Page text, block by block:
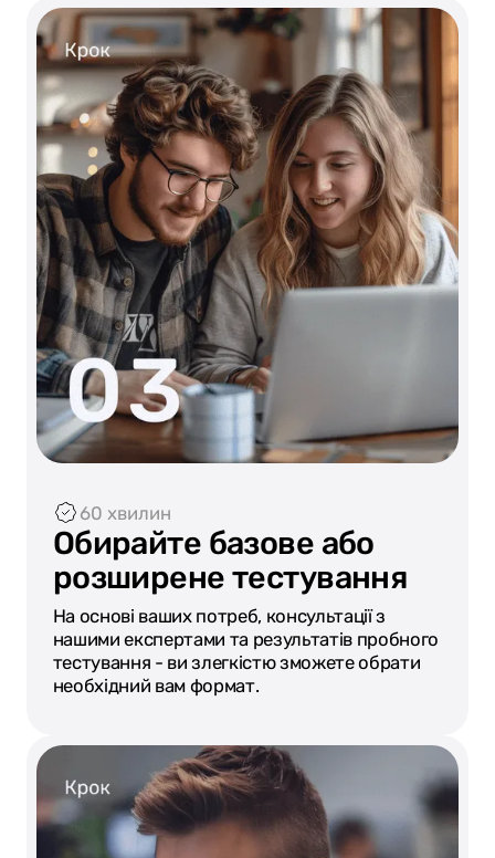
60 хвилин
Обирайте базове або
розширене тестування
На основі ваших потреб, консультації з
нашими експертами та результатів пробного
тестування - ви злегкістю зможете обрати
необхідний вам формат.